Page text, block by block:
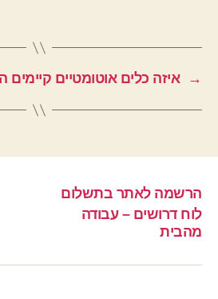
→ איזה כלים אוטומטיים קיימים
הרשמה לאתר בתשלום
לוח דרושים – עבודה
מהבית